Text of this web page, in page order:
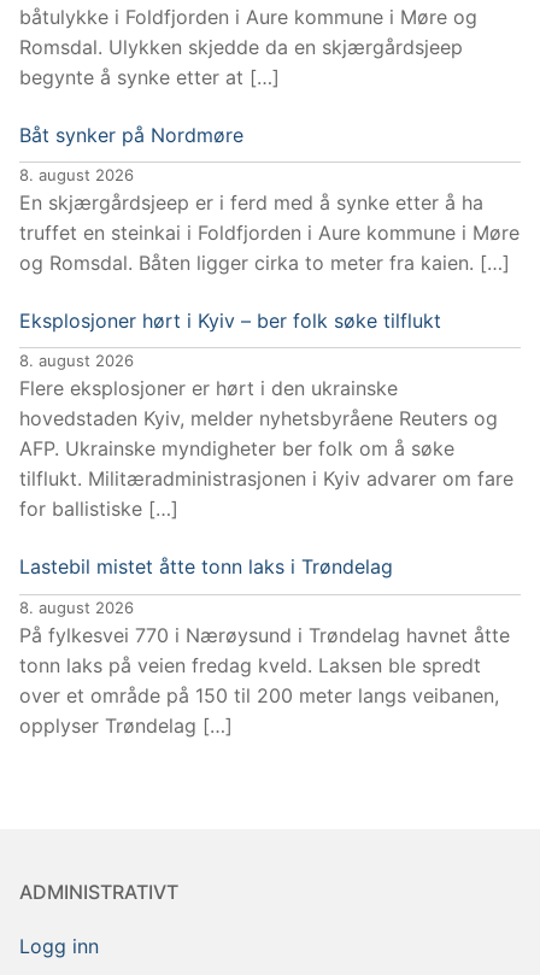
båtulykke i Foldfjorden i Aure kommune i Møre og
Romsdal. Ulykken skjedde da en skjærgårdsjeep
begynte å synke etter at […]
Båt synker på Nordmøre
8. august 2026
En skjærgårdsjeep er i ferd med å synke etter å ha
truffet en steinkai i Foldfjorden i Aure kommune i Møre
og Romsdal. Båten ligger cirka to meter fra kaien. […]
Eksplosjoner hørt i Kyiv – ber folk søke tilflukt
8. august 2026
Flere eksplosjoner er hørt i den ukrainske
hovedstaden Kyiv, melder nyhetsbyråene Reuters og
AFP. Ukrainske myndigheter ber folk om å søke
tilflukt. Militæradministrasjonen i Kyiv advarer om fare
for ballistiske […]
Lastebil mistet åtte tonn laks i Trøndelag
8. august 2026
På fylkesvei 770 i Nærøysund i Trøndelag havnet åtte
tonn laks på veien fredag kveld. Laksen ble spredt
over et område på 150 til 200 meter langs veibanen,
opplyser Trøndelag […]
ADMINISTRATIVT
Logg inn